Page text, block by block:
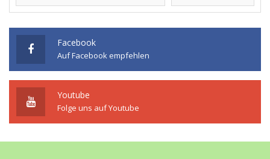
Facebook
Auf Facebook empfehlen
Youtube
Folge uns auf Youtube